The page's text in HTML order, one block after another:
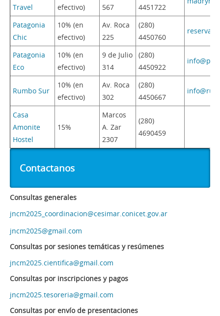
Travel efectivo) 567 4451722
Patagonia
Chic
10% (en
efectivo)
Av. Roca
225
(280)
4450760
Patagonia
Eco
10% (en
efectivo)
9 de Julio
314
(280)
4450922
Rumbo Sur
10% (en
efectivo)
Av. Roca
302
(280)
4450667
Casa
Amonite
Hostel
15%
Marcos
A. Zar
2307
(280)
4690459
Contactanos
Consultas generales
jncm2025_coordinacion@cesimar.conicet.gov.ar
jncm2025@gmail.com
Consultas por sesiones temáticas y resúmenes
jncm2025.cientifica@gmail.com
Consultas por inscripciones y pagos
jncm2025.tesoreria@gmail.com
Consultas por envío de presentaciones